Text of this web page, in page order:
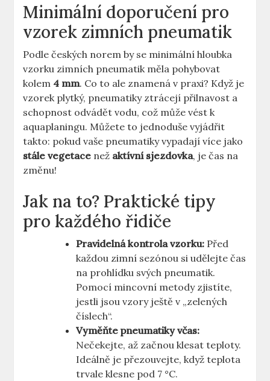
Minimální doporučení pro
vzorek zimních pneumatik
Podle českých norem by se minimální hloubka
vzorku zimních pneumatik měla pohybovat
kolem 4 mm. Co to ale znamená v praxi? Když je
vzorek plytký, pneumatiky ztrácejí přilnavost a
schopnost odvádět vodu, což může vést k
aquaplaningu. Můžete to jednoduše vyjádřit
takto: pokud vaše pneumatiky vypadají více jako
stále vegetace než aktívní sjezdovka, je čas na
změnu!
Jak na to? Praktické tipy
pro každého řidiče
Pravidelná kontrola vzorku: Před
každou zimní sezónou si udělejte čas
na prohlídku svých pneumatik.
Pomocí mincovní metody zjistíte,
jestli jsou vzory ještě v „zelených
číslech“.
Vyměňte pneumatiky včas:
Nečekejte, až začnou klesat teploty.
Ideálně je přezouvejte, když teplota
trvale klesne pod 7 °C.